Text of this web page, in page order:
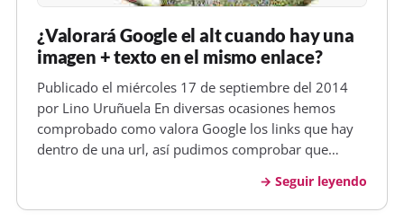
¿Valorará Google el alt cuando hay una
imagen + texto en el mismo enlace?
Publicado el miércoles 17 de septiembre del 2014
por Lino Uruñuela En diversas ocasiones hemos
comprobado como valora Google los links que hay
dentro de una url, así pudimos comprobar que
encuentra hacia una URL , ignorando el texto de
otros enlaces que pudiera haber desp…
Seguir leyendo